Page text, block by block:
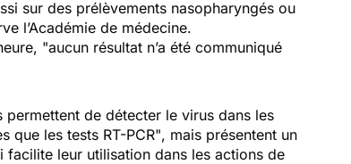
sur des prélèvements nasopharyngés ou
l’Académie de médecine.
"aucun résultat n’a été communiqué
de détecter le virus dans les
que les tests RT-PCR", mais présentent un
facilite leur utilisation dans les actions de